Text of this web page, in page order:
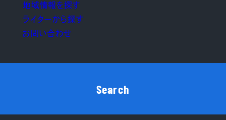
地域情報を探す
ライターから探す
お問い合わせ
Search